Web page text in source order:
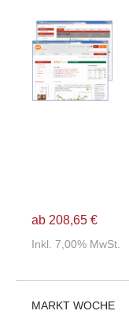
ab 208,65 €
Inkl. 7,00% MwSt.
MARKT WOCHE